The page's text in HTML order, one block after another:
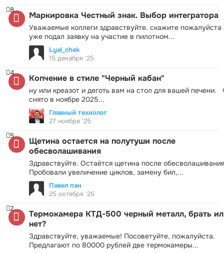
Маркировка Честный знак. Выбор интегратора
Уважаемые коллеги здравствуйте. скажите пожалуйста
уже подал заявку на участие в пилотном...
8
Lyal_chek
15 декабря '25
Копчение в стиле "Черный кабан"
ну или креазот и деготь вам на стол для вашей печени.
снято в ноябре 2025...
4
Главный технолог
27 ноября '25
Щетина остается на полутуши после
обесволашивания
Здравствуйте. Остаётся щетина после
Пробовали увеличение циклов, замену бил,...
5
Павел пан
25 октября '25
Термокамера КТД-500 черный металл, брать
нет?
Здравствуйте, уважаемые! Посоветуйте, пожалуйста.
Предлагают по 80000 рублей две термокамеры...
2